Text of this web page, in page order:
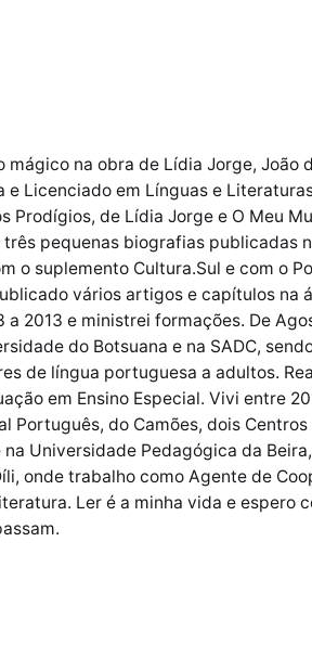
na obra de Lídia Jorge, João
Licenciado em Línguas e
de Lídia Jorge e O Meu
pequenas biografias publicadas
o suplemento Cultura.Sul e com o
vários artigos e capítulos na
2013 e ministrei formações. De
do Botsuana e na SADC,
de língua portuguesa a adultos.
em Ensino Especial. Vivi entre
Português, do Camões, dois
Universidade Pedagógica da
onde trabalho como Agente de
Ler é a minha vida e espero